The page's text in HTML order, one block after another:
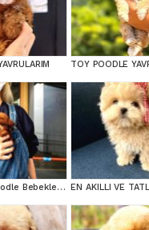
TOY POODLE
Safkan Toy Poodle Bebeklerimiz